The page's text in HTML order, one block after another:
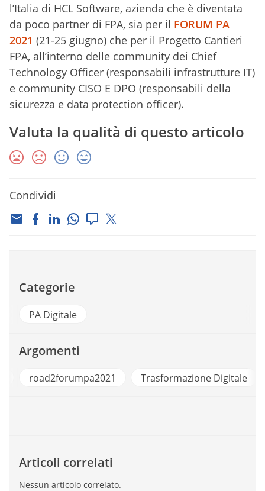
l’Italia di HCL Software, azienda che è diventata
da poco partner di FPA, sia per il FORUM PA
2021 (21-25 giugno) che per il Progetto Cantieri
FPA, all’interno delle community dei Chief
Technology Officer (responsabili infrastrutture IT)
e community CISO E DPO (responsabili della
sicurezza e data protection officer).
Valuta la qualità di questo articolo
Condividi
Categorie
PA Digitale
Argomenti
road2forumpa2021 Trasformazione Digitale
Articoli correlati
Nessun articolo correlato.